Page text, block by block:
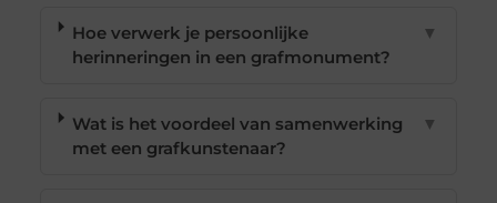
Hoe verwerk je persoonlijke
herinneringen in een grafmonument?
▼
Wat is het voordeel van samenwerking
met een grafkunstenaar?
▼